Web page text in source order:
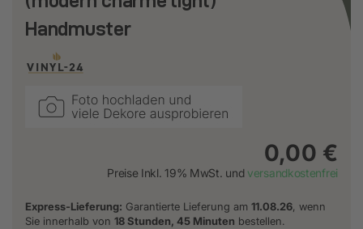
Handmuster
0,00 €
Preise Inkl. 19% MwSt. und versandkostenfrei
Express-Lieferung: Garantierte Lieferung am 11.08.26, wenn
Sie innerhalb von 18 Stunden, 45 Minuten bestellen.